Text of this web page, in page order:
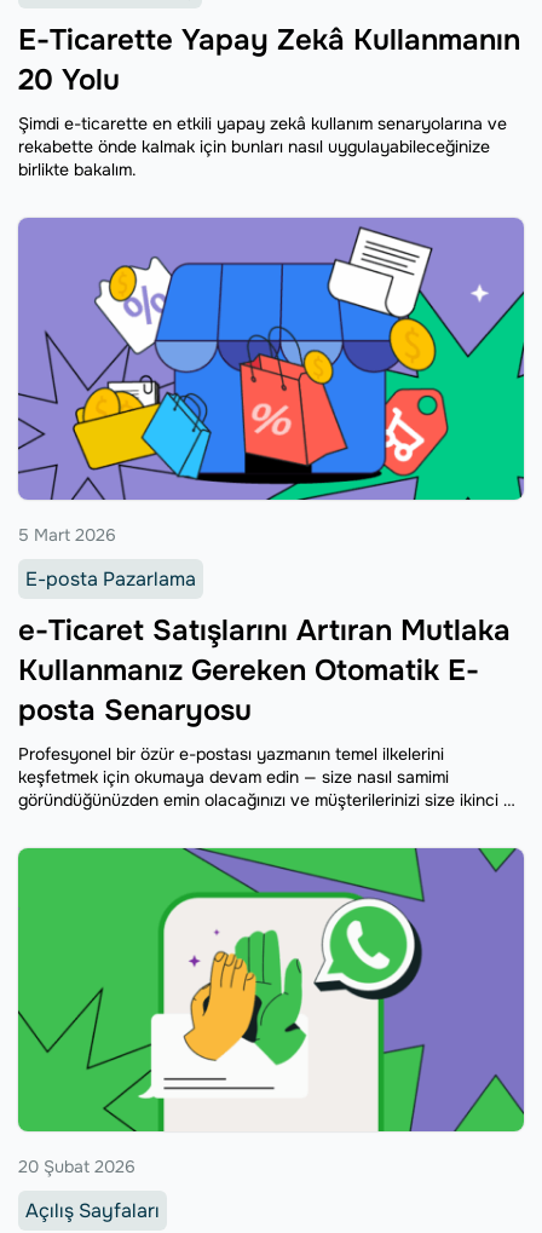
E-Ticarette Yapay Zekâ Kullanmanın
20 Yolu
Şimdi e-ticarette en etkili yapay zekâ kullanım senaryolarına ve
rekabette önde kalmak için bunları nasıl uygulayabileceğinize
birlikte bakalım.
e-Ticaret Satışlarını Artıran Mutlaka
Kullanmanız Gereken Otomatik E-
posta Senaryosu
5 Mart 2026
E-posta Pazarlama
Profesyonel bir özür e-postası yazmanın temel ilkelerini
keşfetmek için okumaya devam edin — size nasıl samimi
göründüğünüzden emin olacağınızı ve müşterilerinizi size ikinci bir
markalardan bazı en etkili ve karizmatik özür e-postası
örneklerine de göz atacağınızdan emin olacaksınız.
20 Şubat 2026
Açılış Sayfaları